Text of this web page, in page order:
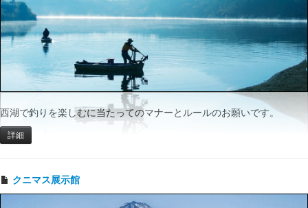
西湖で釣りを楽しむに当たってのマナーとルールのお願いです。
詳細
クニマス展示館